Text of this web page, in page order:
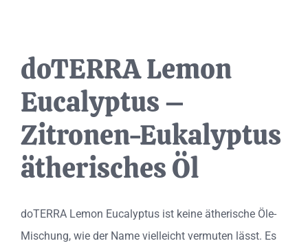
doTERRA Lemon
Eucalyptus –
Zitronen-Eukalyptus
ätherisches Öl
doTERRA Lemon Eucalyptus ist keine ätherische Öle-
Mischung, wie der Name vielleicht vermuten lässt. Es